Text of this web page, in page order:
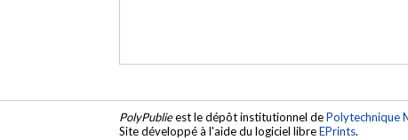
PolyPublieest le dépôt institutionnel dePolytechnique
Site développé à l'aide du logiciel libreEPrints.